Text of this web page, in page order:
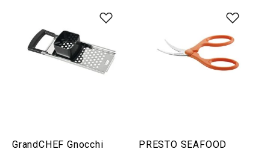
GrandCHEF Gnocchi
PRESTO SEAFOOD